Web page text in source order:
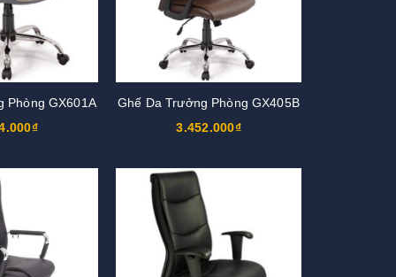
Phòng GX601A
Ghế Da Trưởng Phòng GX405B
3.452.000₫